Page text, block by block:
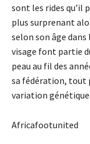
sont les rides qu’il
plus surprenant
selon son âge
visage font partie
peau au fil des
sa fédération, tout
variation génétique.
Africafootunited